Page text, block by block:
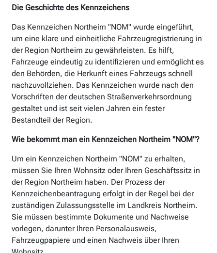
Die Geschichte des Kennzeichens
Das Kennzeichen Northeim "NOM" wurde eingeführt,
um eine klare und einheitliche Fahrzeugregistrierung in
der Region Northeim zu gewährleisten. Es hilft,
Fahrzeuge eindeutig zu identifizieren und ermöglicht es
den Behörden, die Herkunft eines Fahrzeugs schnell
nachzuvollziehen. Das Kennzeichen wurde nach den
Vorschriften der deutschen Straßenverkehrsordnung
gestaltet und ist seit vielen Jahren ein fester
Bestandteil der Region.
Wie bekommt man ein Kennzeichen Northeim "NOM"?
Um ein Kennzeichen Northeim "NOM" zu erhalten,
müssen Sie Ihren Wohnsitz oder Ihren Geschäftssitz in
der Region Northeim haben. Der Prozess der
Kennzeichenbeantragung erfolgt in der Regel bei der
zuständigen Zulassungsstelle im Landkreis Northeim.
Sie müssen bestimmte Dokumente und Nachweise
vorlegen, darunter Ihren Personalausweis,
Fahrzeugpapiere und einen Nachweis über Ihren